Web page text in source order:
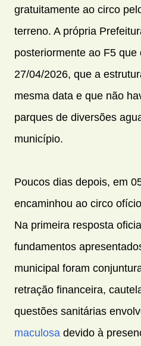
gratuitamente ao circo
terreno. A própria
posteriormente ao F5
27/04/2026, que a
mesma data e que não
parques de diversões
município.
Poucos dias depois, em
encaminhou ao circo
Na primeira resposta
fundamentos
municipal foram
retração financeira,
questões sanitárias
maculosa devido à